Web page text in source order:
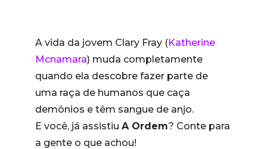
A vida da jovem Clary Fray (Katherine
Mcnamara) muda completamente
quando ela descobre fazer parte de
uma raça de humanos que caça
demônios e têm sangue de anjo.
E você, já assistiu A Ordem? Conte para
a gente o que achou!